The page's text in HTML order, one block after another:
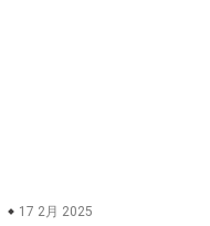
17 2月 2025